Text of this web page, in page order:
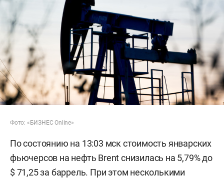
Фото: «БИЗНЕС Online»
По состоянию на 13:03 мск стоимость январских
фьючерсов на нефть Brent снизилась на 5,79% до
$ 71,25 за баррель. При этом несколькими